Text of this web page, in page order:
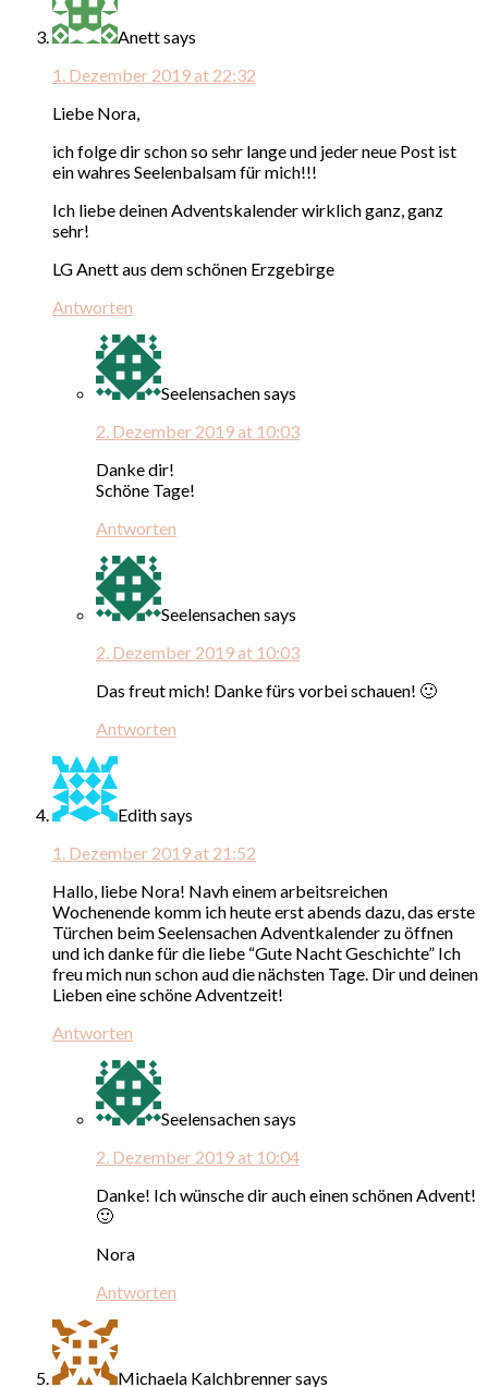
Anettsays
1. Dezember 2019 at 22:32
Liebe Nora,
ich folge dir schon so sehr lange und jeder neue Post ist
ein wahres Seelenbalsam für mich!!!
Ich liebe deinen Adventskalender wirklich ganz, ganz
sehr!
LG Anett aus dem schönen Erzgebirge
Antworten
Seelensachensays
2. Dezember 2019 at 10:03
Danke dir!
Schöne Tage!
Antworten
Seelensachensays
2. Dezember 2019 at 10:03
Das freut mich! Danke fürs vorbei schauen! 🙂
Antworten
Edithsays
1. Dezember 2019 at 21:52
Hallo, liebe Nora! Navh einem arbeitsreichen
Wochenende komm ich heute erst abends dazu, das erste
Türchen beim Seelensachen Adventkalender zu öffnen
und ich danke für die liebe “Gute Nacht Geschichte” Ich
freu mich nun schon aud die nächsten Tage. Dir und deinen
Lieben eine schöne Adventzeit!
Antworten
Seelensachensays
2. Dezember 2019 at 10:04
Danke! Ich wünsche dir auch einen schönen Advent!
🙂
Nora
Antworten
Michaela Kalchbrennersays